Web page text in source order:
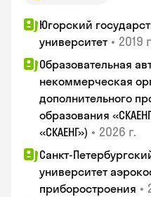
Югорский
университет • 2019
Образовательная
некоммерческая
дополнительного
образования
«СКАЕНГ») • 2026 г.
Санкт-
университет
приборостроения •